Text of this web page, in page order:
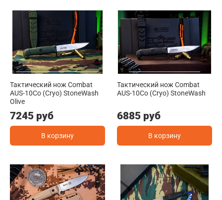
Тактический нож Combat
AUS-10Co (Cryo) StoneWash
Olive
7245 руб
В корзину
Тактический нож Combat
AUS-10Co (Cryo) StoneWash
6885 руб
В корзину